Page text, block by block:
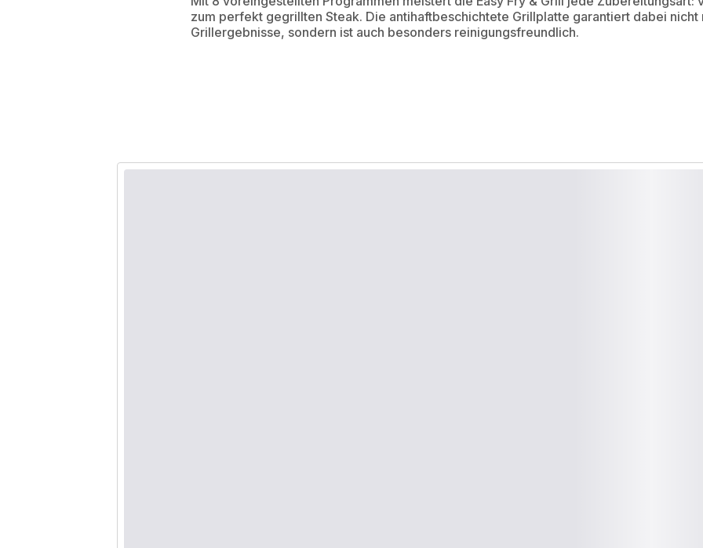
zum perfekt gegrillten Steak. Die antihaftbeschichtete Grillplatte garantiert dabei nicht
Grillergebnisse, sondern ist auch besonders reinigungsfreundlich.